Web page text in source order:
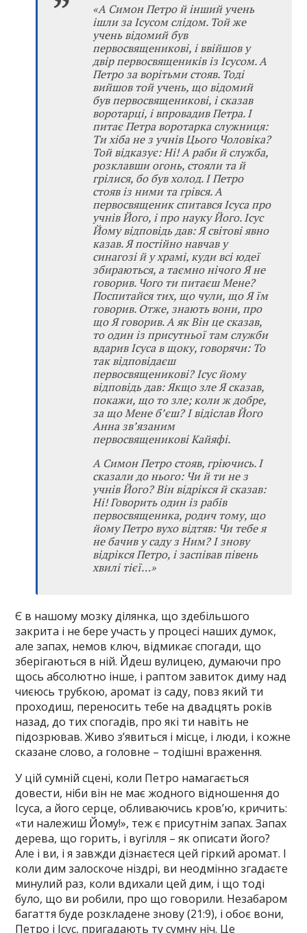
«А Симон Петро й інший учень
ішли за Ісусом слідом. Той же
учень відомий був
первосвященикові, і ввійшов у
двір первосвящеників із Ісусом. А
Петро за ворітьми стояв. Тоді
вийшов той учень, що відомий
був первосвященикові, і сказав
воротарці, і впровадив Петра. І
питає Петра воротарка служниця:
Ти хіба не з учнів Цього Чоловіка?
Той відказує: Ні! А раби й служба,
розклавши огонь, стояли та й
грілися, бо був холод. І Петро
стояв із ними та грівся. А
первосвященик спитався Ісуса про
учнів Його, і про науку Його. Ісус
Йому відповідь дав: Я світові явно
казав. Я постійно навчав у
синагозі й у храмі, куди всі юдеї
збираються, а таємно нічого Я не
говорив. Чого ти питаєш Мене?
Поспитайся тих, що чули, що Я їм
говорив. Отже, знають вони, про
що Я говорив. А як Він це сказав,
то один із присутньої там служби
вдарив Ісуса в щоку, говорячи: То
так відповідаєш
первосвященикові? Ісус йому
відповідь дав: Якщо зле Я сказав,
покажи, що то зле; коли ж добре,
за що Мене б’єш? І відіслав Його
Анна зв’язаним
первосвященикові Кайяфі.
А Симон Петро стояв, гріючись. І
сказали до нього: Чи й ти не з
учнів Його? Він відрікся й сказав:
Ні! Говорить один із рабів
первосвященика, родич тому, що
йому Петро вухо відтяв: Чи тебе я
не бачив у саду з Ним? І знову
відрікся Петро, і заспівав півень
хвилі тієї…»
Є в нашому мозку ділянка, що здебільшого
закрита і не бере участь у процесі наших думок,
але запах, немов ключ, відмикає спогади, що
зберігаються в ній. Йдеш вулицею, думаючи про
щось абсолютно інше, і раптом завиток диму над
чиєюсь трубкою, аромат із саду, повз який ти
проходиш, переносить тебе на двадцять років
назад, до тих спогадів, про які ти навіть не
підозрював. Живо з’явиться і місце, і люди, і кожне
сказане слово, а головне – тодішні враження.
У цій сумній сцені, коли Петро намагається
довести, ніби він не має жодного відношення до
Ісуса, а його серце, обливаючись кров’ю, кричить:
«ти належиш Йому!», теж є присутнім запах. Запах
дерева, що горить, і вугілля – як описати його?
Але і ви, і я завжди дізнаєтеся цей гіркий аромат. І
коли дим залоскоче ніздрі, ви неодмінно згадаєте
минулий раз, коли вдихали цей дим, і що тоді
було, що ви робили, про що говорили. Незабаром
багаття буде розкладене знову (21:9), і обоє вони,
Петро і Ісус, пригадають ту сумну ніч. Це